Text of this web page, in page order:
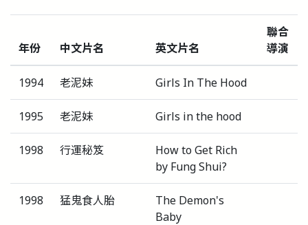
年份 中文片名 英文片名
聯合
導演
1994 老泥妹 Girls In The Hood
1995 老泥妹 Girls in the hood
1998 行運秘笈
How to Get Rich
by Fung Shui?
1998 猛鬼食人胎
The Demon's
Baby